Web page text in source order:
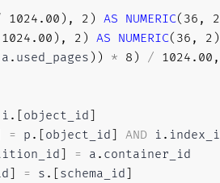
1024.00 ) , 2 ) AS NUMERIC( 36 , 2
1024.00 ) , 2 ) AS NUMERIC( 36 , 2 )
a . used_pages ) ) * 8 ) / 1024.00 ,
i . object_id
= p . object_id AND i .
= a . container_id
= s . schema_id